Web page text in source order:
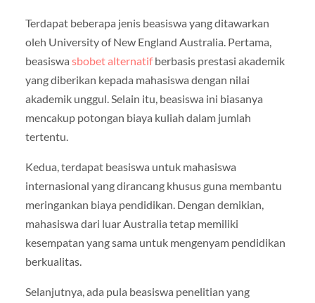
Terdapat beberapa jenis beasiswa yang ditawarkan
oleh University of New England Australia. Pertama,
beasiswa sbobet alternatifberbasis prestasi akademik
yang diberikan kepada mahasiswa dengan nilai
akademik unggul. Selain itu, beasiswa ini biasanya
mencakup potongan biaya kuliah dalam jumlah
tertentu.
Kedua, terdapat beasiswa untuk mahasiswa
internasional yang dirancang khusus guna membantu
meringankan biaya pendidikan. Dengan demikian,
mahasiswa dari luar Australia tetap memiliki
kesempatan yang sama untuk mengenyam pendidikan
berkualitas.
Selanjutnya, ada pula beasiswa penelitian yang